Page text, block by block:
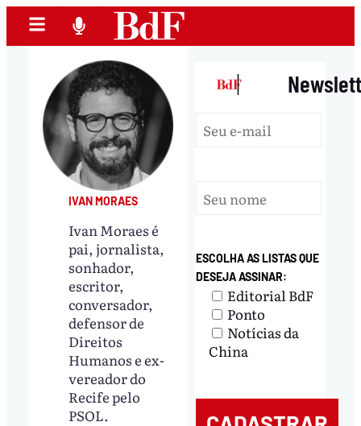
IVAN MORAES
Ivan Moraes é
pai, jornalista,
sonhador,
escritor,
conversador,
defensor de
Direitos
Humanos e ex-
vereador do
Recife pelo
PSOL.
|
ESCOLHA AS LISTAS QUE
DESEJA ASSINAR:
Editorial BdF
Ponto
Notícias da
China